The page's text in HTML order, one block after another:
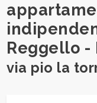
Reggello -
via pio la